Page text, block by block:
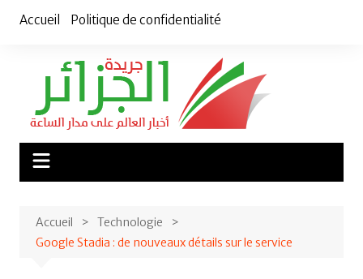
Accueil Politique de confidentialité
Accueil
Technologie
Google Stadia : de nouveaux détails sur le service